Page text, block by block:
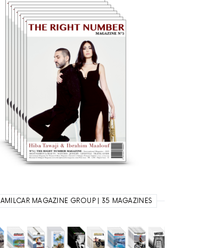
AMILCAR MAGAZINE GROUP | 35 MAGAZINES